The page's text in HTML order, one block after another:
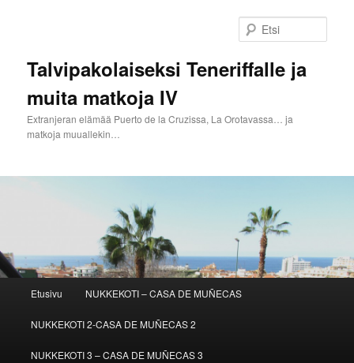
Talvipakolaiseksi Teneriffalle ja
muita matkoja IV
Extranjeran elämää Puerto de la Cruzissa, La Orotavassa… ja
matkoja muuallekin…
Etusivu NUKKEKOTI – CASA DE MUÑECAS
NUKKEKOTI 2-CASA DE MUÑECAS 2
NUKKEKOTI 3 – CASA DE MUÑECAS 3